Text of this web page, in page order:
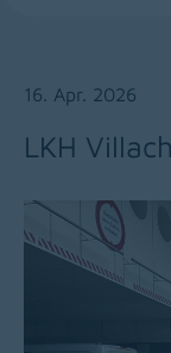
16. Apr. 2026
LKH